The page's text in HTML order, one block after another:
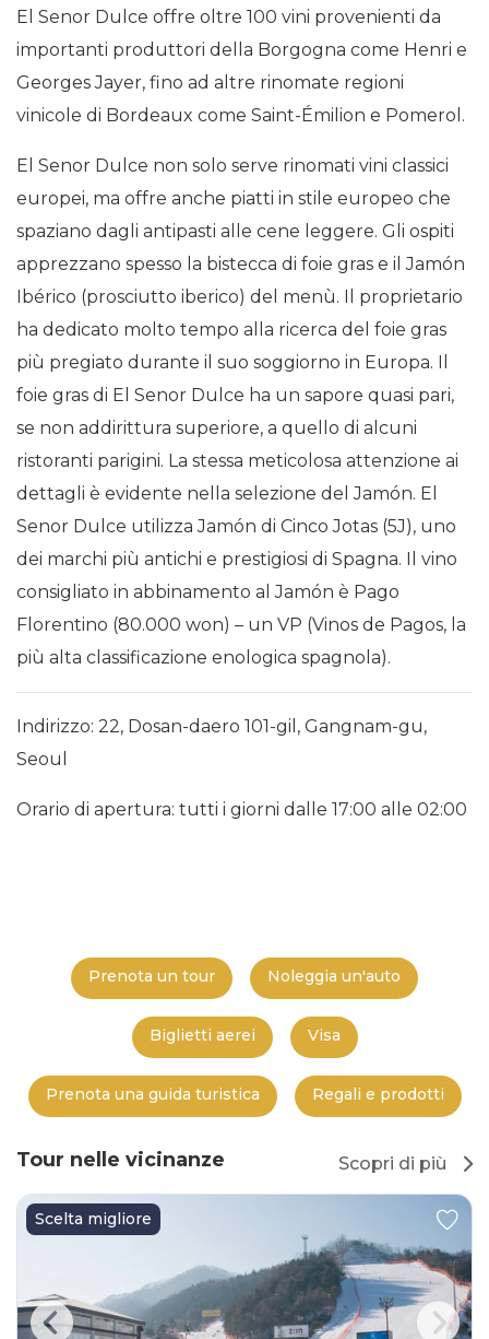
El Senor Dulce offre oltre 100 vini provenienti da
importanti produttori della Borgogna come Henri e
Georges Jayer, fino ad altre rinomate regioni
vinicole di Bordeaux come Saint-Émilion e Pomerol.
El Senor Dulce non solo serve rinomati vini classici
europei, ma offre anche piatti in stile europeo che
spaziano dagli antipasti alle cene leggere. Gli ospiti
apprezzano spesso la bistecca di foie gras e il Jamón
Ibérico (prosciutto iberico) del menù. Il proprietario
ha dedicato molto tempo alla ricerca del foie gras
più pregiato durante il suo soggiorno in Europa. Il
foie gras di El Senor Dulce ha un sapore quasi pari,
se non addirittura superiore, a quello di alcuni
ristoranti parigini. La stessa meticolosa attenzione ai
dettagli è evidente nella selezione del Jamón. El
Senor Dulce utilizza Jamón di Cinco Jotas (5J), uno
dei marchi più antichi e prestigiosi di Spagna. Il vino
consigliato in abbinamento al Jamón è Pago
Florentino (80.000 won) – un VP (Vinos de Pagos, la
più alta classificazione enologica spagnola).
Indirizzo: 22, Dosan-daero 101-gil, Gangnam-gu,
Seoul
Orario di apertura: tutti i giorni dalle 17:00 alle 02:00
Prenota un tour Noleggia un'auto
Biglietti aerei Visa
Prenota una guida turistica Regali e prodotti
Tour nelle vicinanze Scopri di più
Scelta migliore